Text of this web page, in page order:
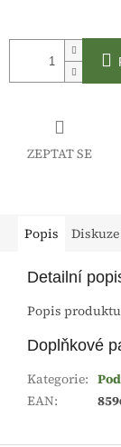
cena:
ZEPTAT SE
Popis Diskuze
Detailní
Popis
Doplňkové
Kategorie:
EAN: